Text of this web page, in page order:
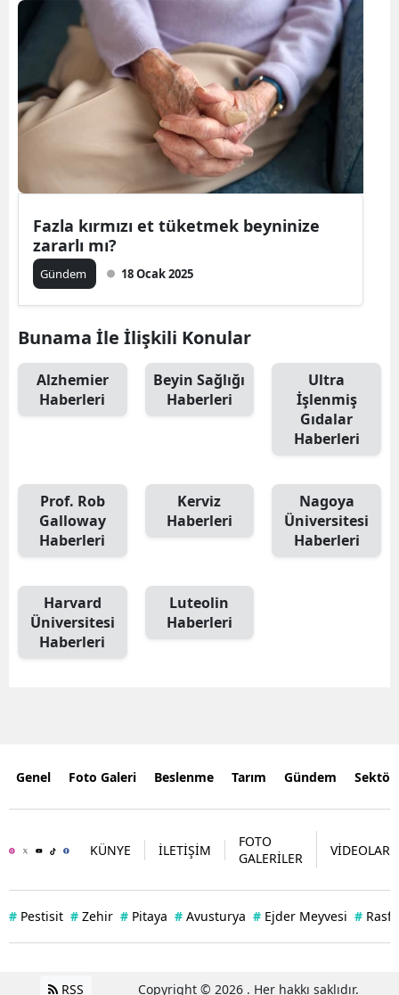
Fazla kırmızı et tüketmek beyninize
zararlı mı?
Gündem 18 Ocak 2025
Bunama İle İlişkili Konular
Alzhemier
Haberleri
Beyin Sağlığı
Haberleri
Ultra
İşlenmiş
Gıdalar
Haberleri
Prof. Rob
Galloway
Haberleri
Kerviz
Haberleri
Nagoya
Üniversitesi
Haberleri
Harvard
Üniversitesi
Haberleri
Luteolin
Haberleri
Genel Foto Galeri Beslenme Tarım Gündem
KÜNYE İLETİŞİM
FOTO
GALERİLER
VİDEOLAR
# Pestisit # Zehir # Pitaya # Avusturya # Ejder Meyvesi # Rasff
RSS Copyright © 2026 . Her hakkı saklıdır.